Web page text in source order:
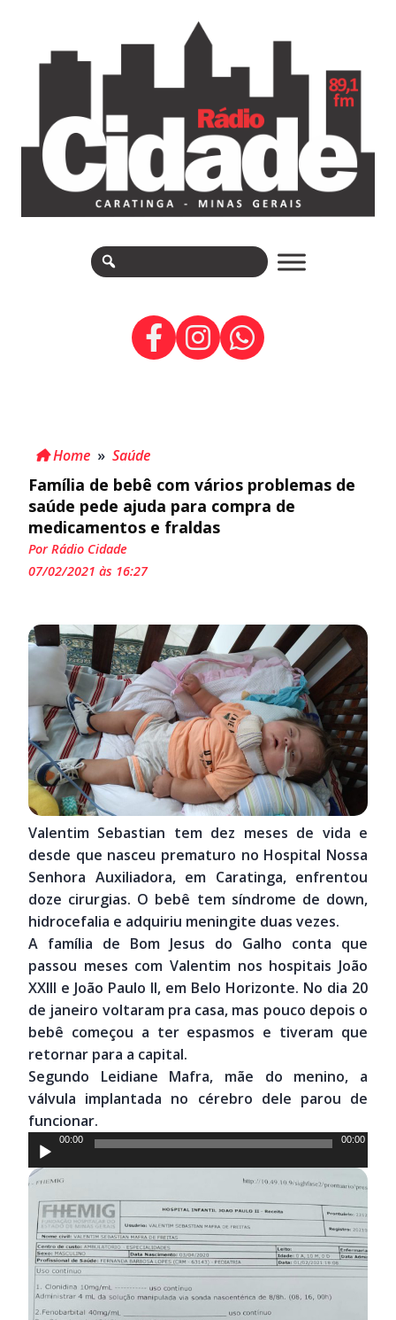
Home » Saúde
Família de bebê com vários problemas de
saúde pede ajuda para compra de
medicamentos e fraldas
Por Rádio Cidade
07/02/2021 às 16:27
Valentim Sebastian tem dez meses de vida e
desde que nasceu prematuro no Hospital Nossa
Senhora Auxiliadora, em Caratinga, enfrentou
doze cirurgias. O bebê tem síndrome de down,
hidrocefalia e adquiriu meningite duas vezes.
A família de Bom Jesus do Galho conta que
passou meses com Valentim nos hospitais João
XXIII e João Paulo II, em Belo Horizonte. No dia 20
de janeiro voltaram pra casa, mas pouco depois o
bebê começou a ter espasmos e tiveram que
retornar para a capital.
Segundo Leidiane Mafra, mãe do menino, a
válvula implantada no cérebro dele parou de
funcionar.
Tocador
de
áudio
00:00 00:00